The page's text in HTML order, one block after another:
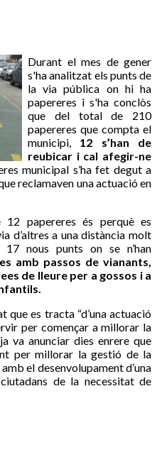
Durant el mes de gener
s'ha analitzat els punts de
la via pública on hi ha
papereres i s'ha conclòs
que del total de 210
papereres que compta el
municipi, 12 s’han de
reubicar i cal afegir-ne
municipal s’ha fet degut a
reclamaven una actuació en
papereres és perquè es
d’altres a una distància molt
nous punts on se n’han
amb passos de vianants,
de lleure per a gossos i a
que es tracta “d’una actuació
per començar a millorar la
va anunciar dies enrere que
per millorar la gestió de la
el desenvolupament d’una
de la necessitat de